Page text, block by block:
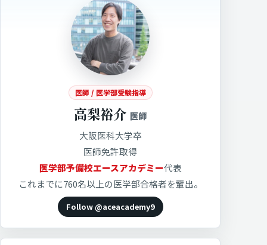
医師 / 医学部受験指導
高梨裕介 医師
大阪医科大学卒
医師免許取得
医学部予備校エースアカデミー代表
これまでに760名以上の医学部合格者を輩出。
Follow @aceacademy9